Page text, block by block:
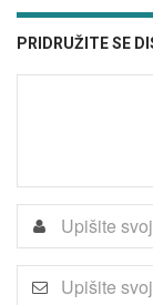
PRIDRUŽITE SE